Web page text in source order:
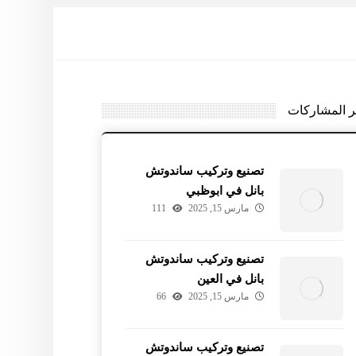
المشاركات
تصنيع وتركيب ساندوتش
بانل في ابوظبي
مارس 15, 2025 111
تصنيع وتركيب ساندوتش
بانل في العين
مارس 15, 2025 66
تصنيع وتركيب ساندوتش